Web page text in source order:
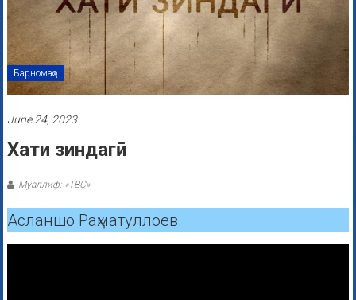
Барномаҳо
June 24, 2023
Хати зиндагӣ
Муаллиф: «ТВС»
Асланшо Раҳматуллоев.